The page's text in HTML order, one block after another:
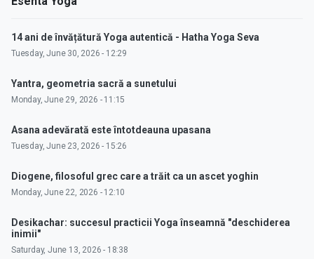
14 ani de învățătură Yoga autentică - Hatha Yoga Seva
Tuesday, June 30, 2026 - 12:29
Yantra, geometria sacră a sunetului
Monday, June 29, 2026 - 11:15
Asana adevărată este întotdeauna upasana
Tuesday, June 23, 2026 - 15:26
Diogene, filosoful grec care a trăit ca un ascet yoghin
Monday, June 22, 2026 - 12:10
Desikachar: succesul practicii Yoga înseamnă "deschiderea
inimii"
Saturday, June 13, 2026 - 18:38